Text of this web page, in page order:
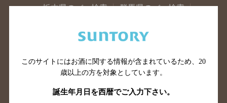
栃木県のバー検索
群馬県のバー検索
新潟県のバー検索
東京都のバー検索
埼玉県のバー検索
愛知県のバー検索
このサイトにはお酒に関する情報が含まれているため、 20
歳以上の方を対象としています。
誕生年月日を西暦でご入力下さい。